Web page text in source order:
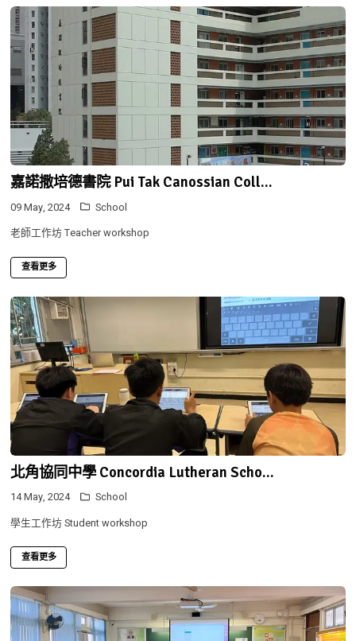
嘉諾撒培德書院 Pui Tak Canossian Coll...
09 May, 2024
School
老師工作坊 Teacher workshop
查看更多
北角協同中學 Concordia Lutheran Scho...
14 May, 2024
School
學生工作坊 Student workshop
查看更多